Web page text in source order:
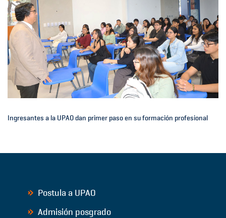
Ingresantes a la UPAO dan primer paso en su formación profesional
Postula a UPAO
Admisión posgrado